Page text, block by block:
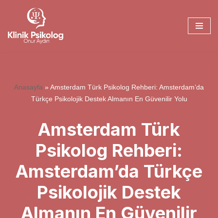
geç
Anasayfa » Amsterdam Türk Psikolog Rehberi: Amsterdam’da
Türkçe Psikolojik Destek Almanın En Güvenilir Yolu
Amsterdam Türk
Psikolog Rehberi:
Amsterdam’da Türkçe
Psikolojik Destek
Almanın En Güvenilir